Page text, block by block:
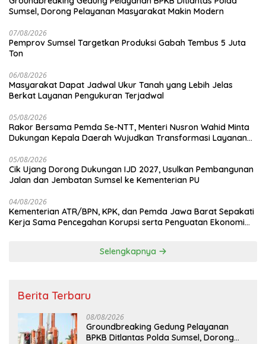
Sumsel, Dorong Pelayanan Masyarakat Makin Modern
07/08/2026
Pemprov Sumsel Targetkan Produksi Gabah Tembus 5 Juta
Ton
06/08/2026
Masyarakat Dapat Jadwal Ukur Tanah yang Lebih Jelas
Berkat Layanan Pengukuran Terjadwal
05/08/2026
Rakor Bersama Pemda Se-NTT, Menteri Nusron Wahid Minta
Dukungan Kepala Daerah Wujudkan Transformasi Layanan
05/08/2026
Cik Ujang Dorong Dukungan IJD 2027, Usulkan Pembangunan
Jalan dan Jembatan Sumsel ke Kementerian PU
04/08/2026
Kementerian ATR/BPN, KPK, dan Pemda Jawa Barat Sepakati
Kerja Sama Pencegahan Korupsi serta Penguatan Ekonomi
Selengkapnya
Berita Terbaru
08/08/2026
Groundbreaking Gedung Pelayanan
BPKB Ditlantas Polda Sumsel, Dorong